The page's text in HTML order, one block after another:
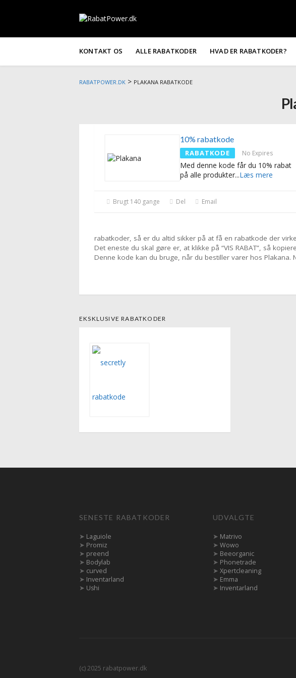
KONTAKT OS ALLE RABATKODER HVAD ER RABATKODER?
RABATPOWER.DK > PLAKANA RABATKODE
10% rabatkode
RABATKODE No Expires
Med denne kode får du 10% rabat
på alle produkter...Læs mere
Brugt 140 gange Del Email
rabatkoder, så er du altid sikker på at få en rabatkode der
Det eneste du skal gøre er, at klikke på “VIS RABAT”, så
Denne kode kan du bruge, når du bestiller varer hos
EKSKLUSIVE RABATKODER
SENESTE RABATKODER
➤ Laguiole
➤ Promiz
➤ preend
➤ Bodylab
➤ curved
➤ Inventarland
➤ Ushi
UDVALGTE
➤ Matrivo
➤ Wowo
➤ Beeorganic
➤ Phonetrade
➤ Xpertcleaning
➤ Emma
➤ Inventarland
(c) 2025 rabatpower.dk